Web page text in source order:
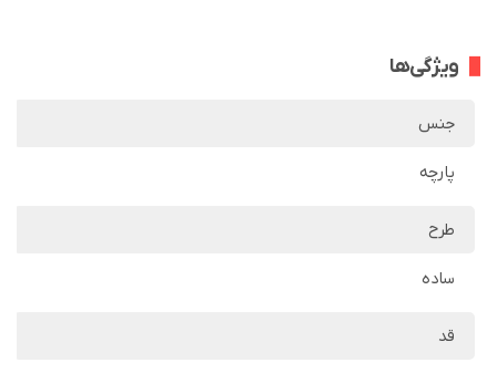
ویژگی‌ها
جنس
پارچه
طرح
ساده
قد